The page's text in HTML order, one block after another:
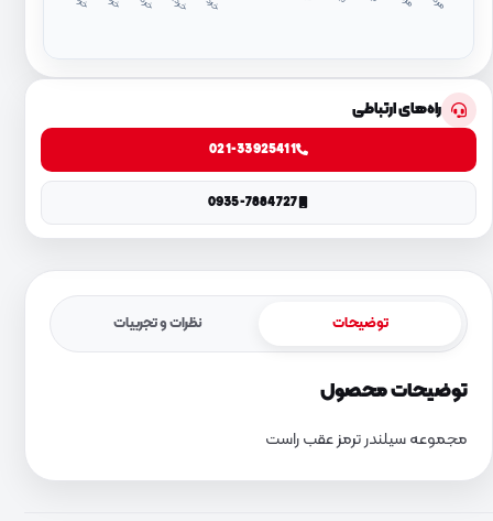
راه‌های ارتباطی
021-33925411
0935-7884727
توضیحات نظرات و تجربیات
توضیحات محصول
مجموعه سیلندر ترمز عقب راست